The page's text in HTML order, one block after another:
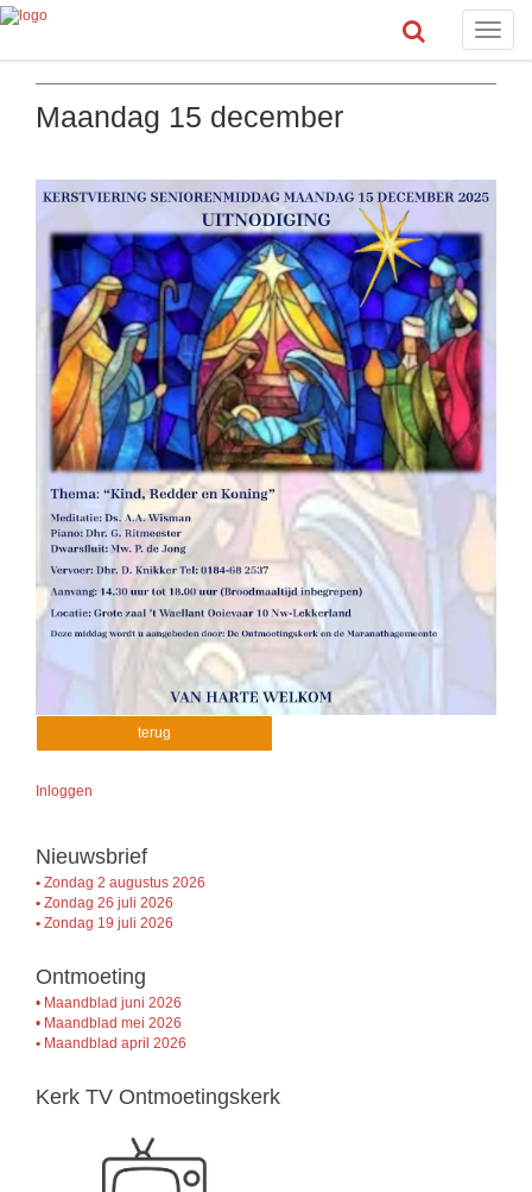
Toggle
Maandag 15 december
terug
Inloggen
Nieuwsbrief
• Zondag 2 augustus 2026
• Zondag 26 juli 2026
• Zondag 19 juli 2026
Ontmoeting
• Maandblad juni 2026
• Maandblad mei 2026
• Maandblad april 2026
Kerk TV Ontmoetingskerk